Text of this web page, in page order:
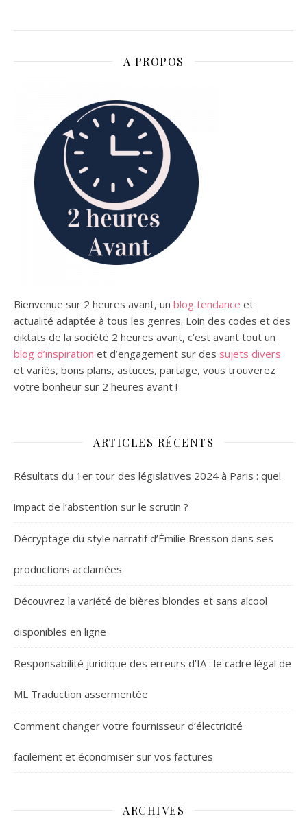
A PROPOS
Bienvenue sur 2 heures avant, un blog tendance et
actualité adaptée à tous les genres. Loin des codes et des
diktats de la société 2 heures avant, c’est avant tout un
blog d’inspiration et d’engagement sur des sujets divers
et variés, bons plans, astuces, partage, vous trouverez
votre bonheur sur 2 heures avant !
ARTICLES RÉCENTS
Résultats du 1er tour des législatives 2024 à Paris : quel
impact de l’abstention sur le scrutin ?
Décryptage du style narratif d’Émilie Bresson dans ses
productions acclamées
Découvrez la variété de bières blondes et sans alcool
disponibles en ligne
Responsabilité juridique des erreurs d’IA : le cadre légal de
ML Traduction assermentée
Comment changer votre fournisseur d’électricité
facilement et économiser sur vos factures
ARCHIVES